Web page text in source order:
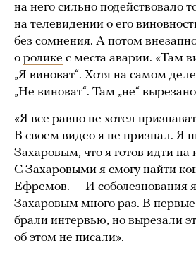
на него сильно подействовало
на телевидении о его
без сомнения. А потом
о ролике с места аварии. «Там
„Я виноват“. Хотя на самом
„Не виноват“. Там „не“
«Я все равно не хотел
В своем видео я не признал. Я
Захаровым, что я готов идти на
С Захаровыми я смогу найти
Ефремов. — И соболезнования
Захаровым много раз. В
брали интервью, но вырезали
об этом не писали».